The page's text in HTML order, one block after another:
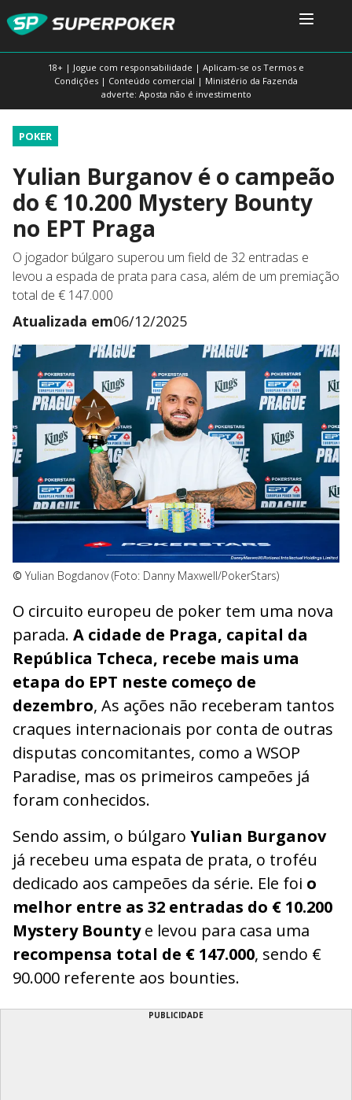
18+ | Jogue com responsabilidade | Aplicam-se os Termos e
Condições | Conteúdo comercial | Ministério da Fazenda
adverte: Aposta não é investimento
POKER
Yulian Burganov é o campeão
do € 10.200 Mystery Bounty
no EPT Praga
O jogador búlgaro superou um field de 32 entradas e
levou a espada de prata para casa, além de um premiação
total de € 147.000
Atualizada em06/12/2025
© Yulian Bogdanov (Foto: Danny Maxwell/PokerStars)
O circuito europeu de poker tem uma nova
parada. A cidade de Praga, capital da
República Tcheca, recebe mais uma
etapa do EPT neste começo de
dezembro, As ações não receberam tantos
craques internacionais por conta de outras
disputas concomitantes, como a WSOP
Paradise, mas os primeiros campeões já
foram conhecidos.
Sendo assim, o búlgaro Yulian Burganov
já recebeu uma espata de prata, o troféu
dedicado aos campeões da série. Ele foi o
melhor entre as 32 entradas do € 10.200
Mystery Bountye levou para casa uma
recompensa total de € 147.000, sendo €
90.000 referente aos bounties.
PUBLICIDADE